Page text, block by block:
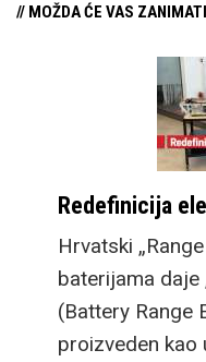
// MOŽDA ĆE VAS ZANIMATI
Redefinicija
Hrvatski
baterijama daje
(Battery Range
proizveden kao